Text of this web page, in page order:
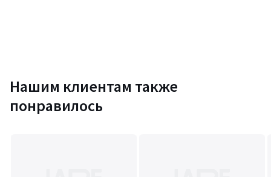
Цвета Черный в белую полоску
Размеры XS
Нашим клиентам также
понравилось